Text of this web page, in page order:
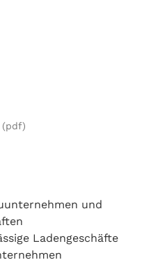
(pdf)
und
Ladengeschäfte